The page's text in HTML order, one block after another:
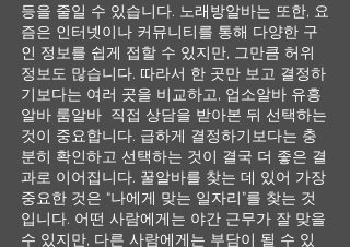
등을 줄일 수 있습니다. 노래방알바는 또한, 요
즘은 인터넷이나 커뮤니티를 통해 다양한 구
인 정보를 쉽게 접할 수 있지만, 그만큼 허위
정보도 많습니다. 따라서 한 곳만 보고 결정하
기보다는 여러 곳을 비교하고, 업소알바 유흥
알바 룸알바 직접 상담을 받아본 뒤 선택하는
것이 중요합니다. 급하게 결정하기보다는 충
분히 확인하고 선택하는 것이 결국 더 좋은 결
과로 이어집니다. 꿀알바를 찾는 데 있어 가장
중요한 것은 “나에게 맞는 일자리”를 찾는 것
입니다. 어떤 사람에게는 야간 근무가 잘 맞을
수 있지만, 다른 사람에게는 부담이 될 수 있